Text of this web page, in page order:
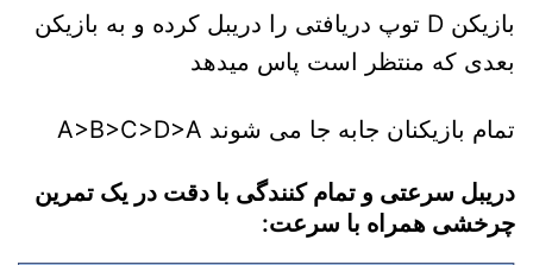
بازیکن D توپ دریافتی را دریبل کرده و به بازیکن
بعدی که منتظر است پاس میدهد
تمام بازیکنان جابه جا می شوند A>B>C>D>A
دریبل سرعتی و تمام کنندگی با دقت در یک تمرین
چرخشی همراه با سرعت: